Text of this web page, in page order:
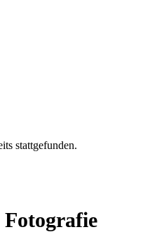
stattgefunden.